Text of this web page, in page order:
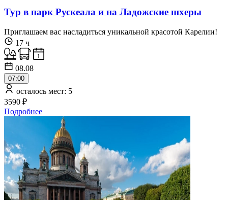
Тур в парк Рускеала и на Ладожские шхеры
Приглашаем вас насладиться уникальной красотой Карелии!
17 ч
08.08
07:00
осталось мест: 5
3590 ₽
Подробнее